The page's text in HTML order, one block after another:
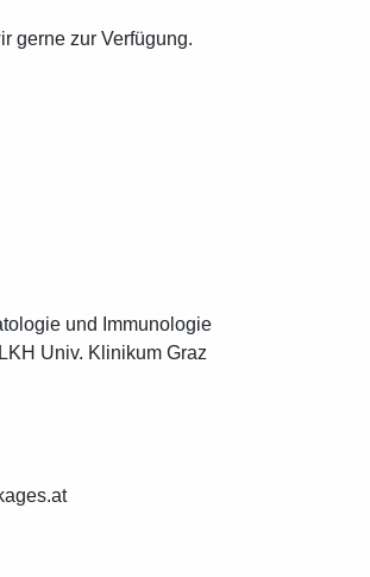
gerne zur Verfügung.
und Immunologie
Univ. Klinikum Graz
ag s at